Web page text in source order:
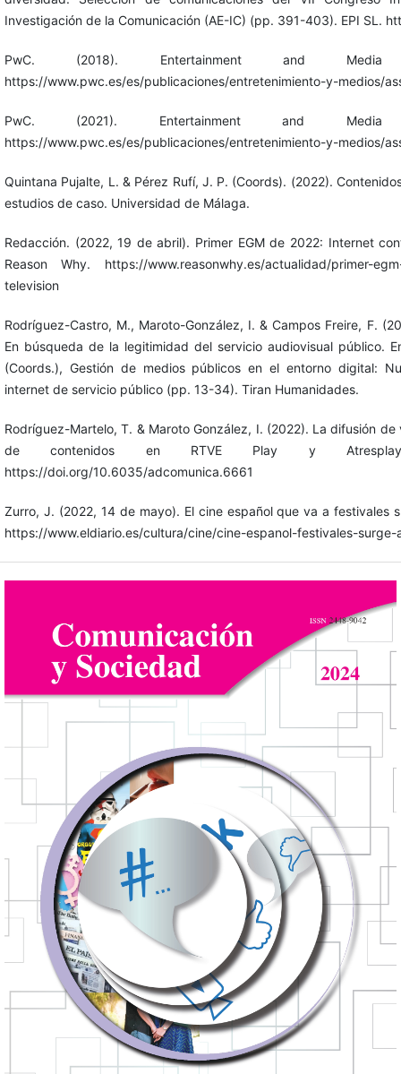
Investigación de la Comunicación (AE-IC) (pp. 391-403). EPI SL.
PwC. (2018). Entertainment and Media
https://www.pwc.es/es/publicaciones/entretenimiento-y-medios/
PwC. (2021). Entertainment and Media
https://www.pwc.es/es/publicaciones/entretenimiento-y-medios/
Quintana Pujalte, L. & Pérez Rufí, J. P. (Coords). (2022).
estudios de caso. Universidad de Málaga.
Redacción. (2022, 19 de abril). Primer EGM de 2022: Internet
Reason Why. https://www.reasonwhy.es/actualidad/primer-
television
Rodríguez-Castro, M., Maroto-González, I. & Campos Freire, F.
En búsqueda de la legitimidad del servicio audiovisual público.
(Coords.), Gestión de medios públicos en el entorno digital:
internet de servicio público (pp. 13-34). Tiran Humanidades.
Rodríguez-Martelo, T. & Maroto González, I. (2022). La difusión
de contenidos en RTVE Play y
https://doi.org/10.6035/adcomunica.6661
Zurro, J. (2022, 14 de mayo). El cine español que va a festivales
https://www.eldiario.es/cultura/cine/cine-espanol-festivales-surge-